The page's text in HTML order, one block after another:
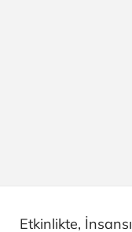
Etkinlikte,